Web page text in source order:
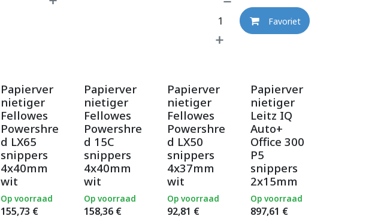
Favoriet
Papierver
nietiger
Fellowes
Powershre
d LX65
snippers
4x40mm
wit
155,73 €
Op voorraad
Papierver
nietiger
Fellowes
Powershre
d 15C
snippers
4x40mm
wit
158,36€
Op voorraad
Papierver
nietiger
Fellowes
Powershre
d LX50
snippers
4x37mm
wit
92,81 €
Op voorraad
Papierver
nietiger
Leitz IQ
Auto+
Office 300
P5
snippers
2x15mm
897,61 €
Op voorraad